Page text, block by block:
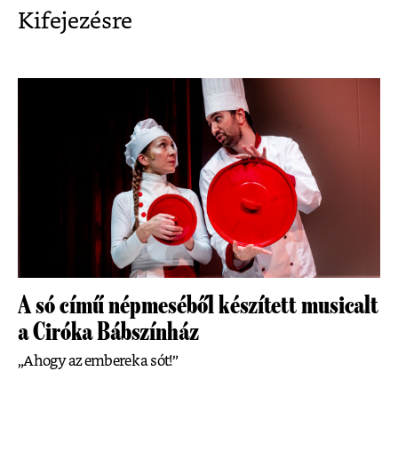
Kifejezésre
A só című népmeséből készített musicalt
a Ciróka Bábszínház
„Ahogy az emberek a sót!”